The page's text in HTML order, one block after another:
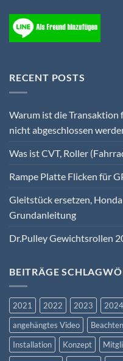
RECENT POSTS
Warum ist die Transaktion
nicht abgeschlossen
Was ist CVT, Roller
Rampe Platte Flicken für
Gleitstück ersetzen,
Grundanleitung
Dr.Pulley Gewichtsrollen
BEITRÄGE
2021 2022 2023 2024
angehängtes Video
Beachten
Installation
Konzept